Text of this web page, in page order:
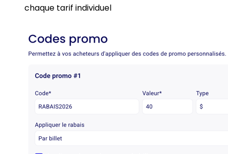
chaque tarif individuel